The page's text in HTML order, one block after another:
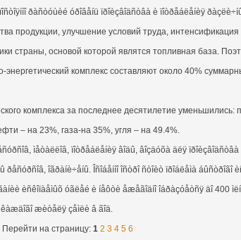
ðàñòóùèé óðîâåíü ïðîèçâîäñòâà è ïîòðåáëåíèÿ
продукции, улучшение условий труда, интенсификация
страны, основой которой являтся топливная база.
энергетический комплекс составляют около 40%
комплекса за последнее десятилетие уменьшились:
– на 23%, газа-на 35%, угля – на 49.4%.
ìåòàëëîâ, ïîòðåáëåíèÿ âîäû, âîçäóõà äëÿ
ðåñóðñîâ, îãðàíè÷åíû. Îñîáåííî îñòðî ñòîèò ïðîáëåìà áûñòðîãî
èñêîïàåìûõ óãëåé è íåôòè åæåãîäíî îáðàçóåòñÿ äî 400
êàæäîãî æèòåëÿ çåìëè â ãîä.
Перейти на страницу: 1 2 3 4 5 6